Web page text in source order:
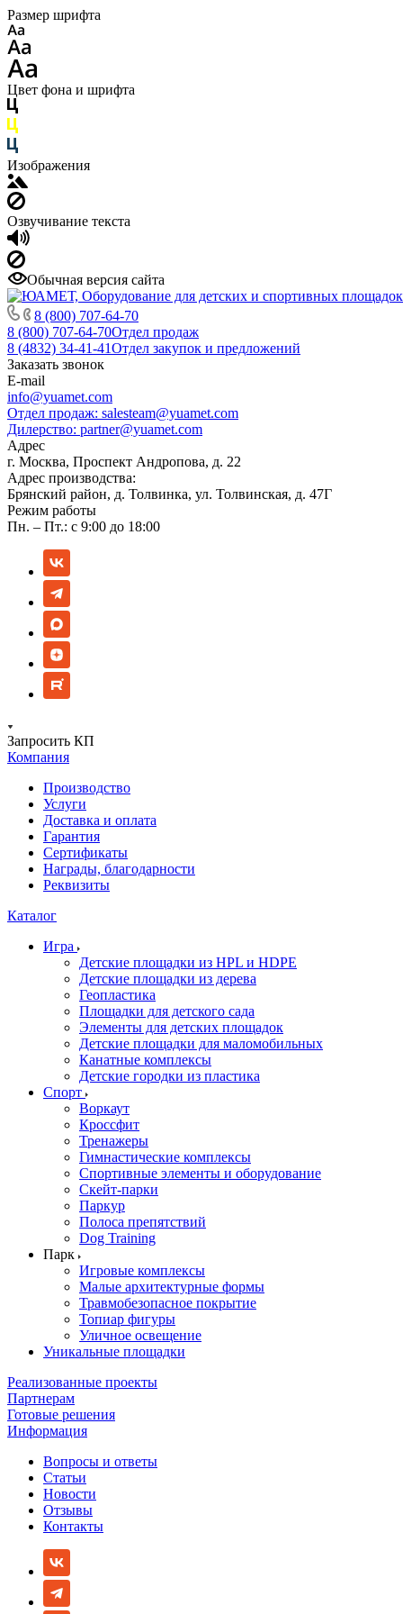
Размер шрифта
Цвет фона и шрифта
Изображения
Озвучивание текста
Обычная версия сайта
8 (800) 707-64-70
8 (800) 707-64-70Отдел продаж
8 (4832) 34-41-41Отдел закупок и предложений
Заказать звонок
E-mail
info@yuamet.com
Отдел продаж: salesteam@yuamet.com
Дилерство: partner@yuamet.com
Адрес
г. Москва, Проспект Андропова, д. 22
Адрес производства:
Брянский район, д. Толвинка, ул. Толвинская, д. 47Г
Режим работы
Пн. – Пт.: с 9:00 до 18:00
Запросить КП
Компания
Производство
Услуги
Доставка и оплата
Гарантия
Сертификаты
Награды, благодарности
Реквизиты
Каталог
Игра
Детские площадки из HPL и HDPE
Детские площадки из дерева
Геопластика
Площадки для детского сада
Элементы для детских площадок
Детские площадки для маломобильных
Канатные комплексы
Детские городки из пластика
Спорт
Воркаут
Кроссфит
Тренажеры
Гимнастические комплексы
Спортивные элементы и оборудование
Скейт-парки
Паркур
Полоса препятствий
Dog Training
Парк
Игровые комплексы
Малые архитектурные формы
Травмобезопасное покрытие
Топиар фигуры
Уличное освещение
Уникальные площадки
Реализованные проекты
Партнерам
Готовые решения
Информация
Вопросы и ответы
Статьи
Новости
Отзывы
Контакты